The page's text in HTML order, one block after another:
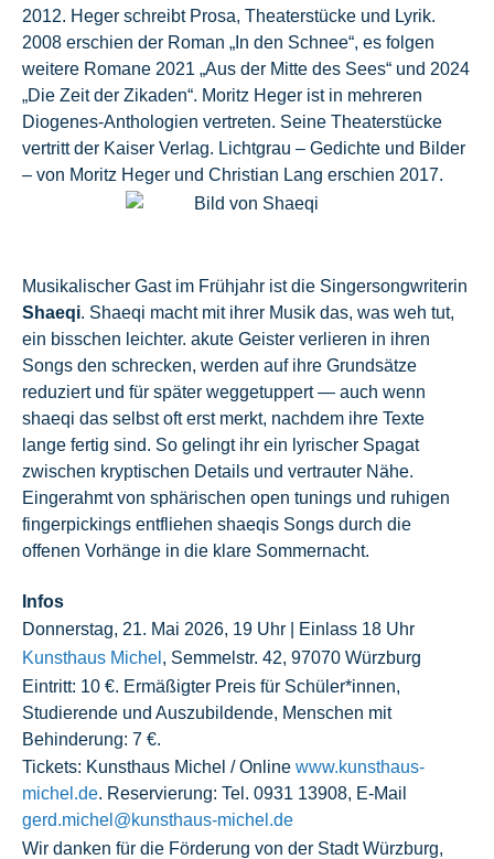
2012. Heger schreibt Prosa, Theaterstücke und Lyrik.
2008 erschien der Roman „In den Schnee“, es folgen
weitere Romane 2021 „Aus der Mitte des Sees“ und 2024
„Die Zeit der Zikaden“. Moritz Heger ist in mehreren
Diogenes-Anthologien vertreten. Seine Theaterstücke
vertritt der Kaiser Verlag. Lichtgrau – Gedichte und Bilder
– von Moritz Heger und Christian Lang erschien 2017.
Musikalischer Gast im Frühjahr ist die Singersongwriterin
Shaeqi. Shaeqi macht mit ihrer Musik das, was weh tut,
ein bisschen leichter. akute Geister verlieren in ihren
Songs den schrecken, werden auf ihre Grundsätze
reduziert und für später weggetuppert — auch wenn
shaeqi das selbst oft erst merkt, nachdem ihre Texte
lange fertig sind. So gelingt ihr ein lyrischer Spagat
zwischen kryptischen Details und vertrauter Nähe.
Eingerahmt von sphärischen open tunings und ruhigen
fingerpickings entfliehen shaeqis Songs durch die
offenen Vorhänge in die klare Sommernacht.
Infos
Donnerstag, 21. Mai 2026, 19 Uhr | Einlass 18 Uhr
Kunsthaus Michel , Semmelstr. 42, 97070 Würzburg
Eintritt: 10 €. Ermäßigter Preis für Schüler*innen,
Studierende und Auszubildende, Menschen mit
Behinderung: 7 €.
Tickets: Kunsthaus Michel / Online www.kunsthaus-
michel.de. Reservierung: Tel. 0931 13908, E-Mail
gerd.michel@kunsthaus-michel.de
Wir danken für die Förderung von der Stadt Würzburg,